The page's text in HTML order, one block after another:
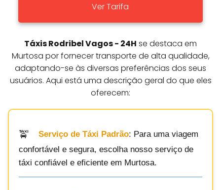
Ver Tarifa
Táxis Rodribel Vagos - 24H se destaca em
Murtosa por fornecer transporte de alta qualidade,
adaptando-se às diversas preferências dos seus
usuários. Aqui está uma descrição geral do que eles
oferecem:
Serviço de Táxi Padrão: Para uma viagem
confortável e segura, escolha nosso serviço de
táxi confiável e eficiente em Murtosa.